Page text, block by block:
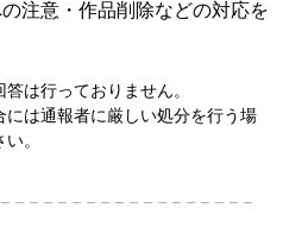
注意・作品削除などの対応を
は行っておりません。
は通報者に厳しい処分を行う場
。